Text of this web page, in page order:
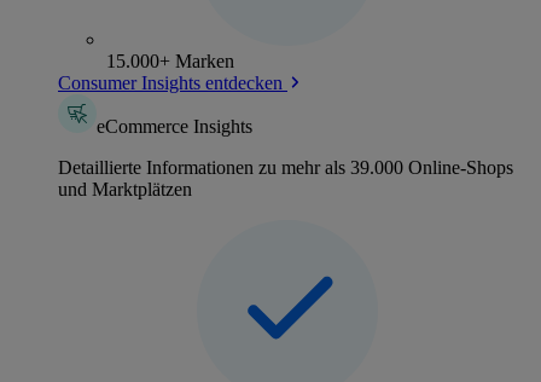
15.000+ Marken
Consumer Insights entdecken
eCommerce Insights
Detaillierte Informationen zu mehr als 39.000 Online-Shops
und Marktplätzen